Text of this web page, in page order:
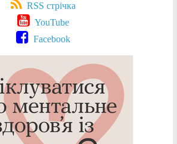
RSS стрічка
YouTube
Facebook